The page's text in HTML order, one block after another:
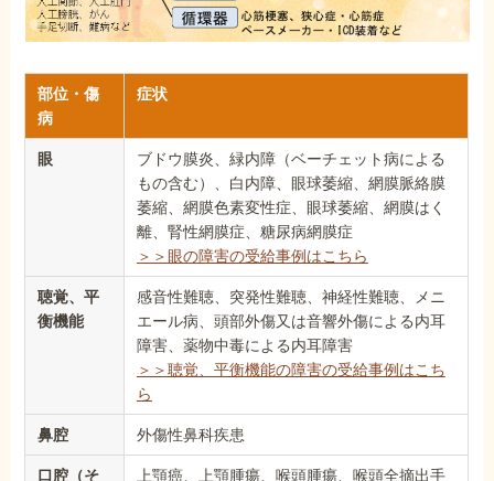
部位・傷
病
症状
眼
ブドウ膜炎、緑内障（ベーチェット病による
もの含む）、白内障、眼球萎縮、網膜脈絡膜
萎縮、網膜色素変性症、眼球萎縮、網膜はく
離、腎性網膜症、糖尿病網膜症
＞＞眼の障害の受給事例はこちら
聴覚、平
衡機能
感音性難聴、突発性難聴、神経性難聴、メニ
エール病、頭部外傷又は音響外傷による内耳
障害、薬物中毒による内耳障害
＞＞聴覚、平衡機能の障害の受給事例はこち
ら
鼻腔 外傷性鼻科疾患
口腔（そ
上顎癌、上顎腫瘍、喉頭腫瘍、喉頭全摘出手